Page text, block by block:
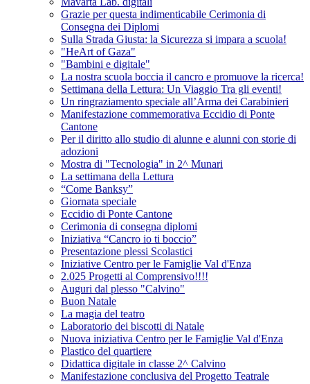
Grazie per questa indimenticabile Cerimonia di
Consegna dei Diplomi
Sulla Strada Giusta: la Sicurezza si impara a scuola!
"HeArt of Gaza"
"Bambini e digitale"
La nostra scuola boccia il cancro e promuove la ricerca!
Settimana della Lettura: Un Viaggio Tra gli eventi!
Un ringraziamento speciale all’Arma dei Carabinieri
Manifestazione commemorativa Eccidio di Ponte
Cantone
Per il diritto allo studio di alunne e alunni con storie di
adozioni
Mostra di "Tecnologia" in 2^ Munari
La settimana della Lettura
“Come Banksy”
Giornata speciale
Eccidio di Ponte Cantone
Cerimonia di consegna diplomi
Iniziativa “Cancro io ti boccio”
Presentazione plessi Scolastici
Iniziative Centro per le Famiglie Val d'Enza
2.025 Progetti al Comprensivo!!!!
Auguri dal plesso "Calvino"
Buon Natale
La magia del teatro
Laboratorio dei biscotti di Natale
Nuova iniziativa Centro per le Famiglie Val d'Enza
Plastico del quartiere
Didattica digitale in classe 2^ Calvino
Manifestazione conclusiva del Progetto Teatrale